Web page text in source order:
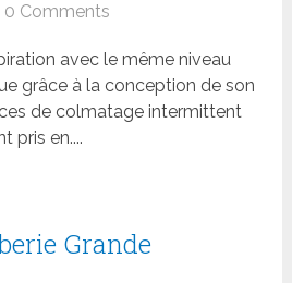
0 Comments
avec le même niveau
grâce à la conception de son
de colmatage intermittent
pris en....
Grande